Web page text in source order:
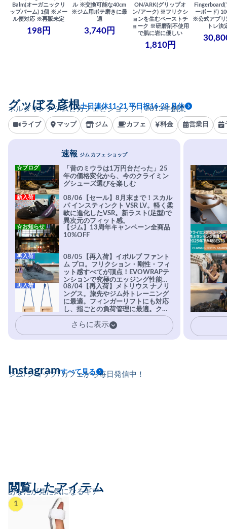
Balm(オーガニックリ
ップバーム) 1個 ※メー
ル便対応 ※再販未定
198円
ル ※交換可能な40cm
※ジム用ボテ磨きに最
適
3,740円
ON/ARK(グリップオ
ン/アーク) ※フリクシ
ョンを生むペーストチ
ョーク ※研磨剤不使用
で肌に岩に優しい
1,810円
ーボード)
※公式アプ
トレ決
ボルダリングジムとカフェとショップ｜2013年創業
グッぼる彦根土日連休11-21 平日祝16-23 月休
ライブ マップ ジム カフェ 料金 営業日
速報 ジム カフェ ショップ
「昔のミウラは1万円台だった」25
年の価格変化から、今のクライミン
グシューズ選びを楽しむ
☆ブログ
08/06【セール】8月末まで！スカル
パ インスティンクト VSR LV。軽く柔
軟に進化したVSR。新ラスト(足型)で
異次元のフィット感。
新入荷
【ジム】13周年キャンペーン全商品
10%OFF
☆お知らせ
08/05【再入荷】イボルブ ファント
ム プロ。フリクション・剛性・フィ
ット感すべてが頂点！EVOWRAPテ
ンションで究極のエッジング性能を
実現。進化系ラバーEvo-74はTRAX
を凌駕する粘着力で極小ホールドに
安心感。
再入荷
08/04【再入荷】メトリウス ナノリ
ングス。旅先やジム外トレーニング
に最適。フィンガーリフトにも対応
し、指ごとの負荷管理に最適。クラ
イマーの指を本気で鍛えるギア。
再入荷
さらに表示
ジム/ショップ/カフェから毎日発信中！
Instagramすべて見る
あなたが見た気になるギア
閲覧したアイテム
1